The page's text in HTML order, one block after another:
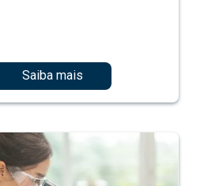
Saiba mais